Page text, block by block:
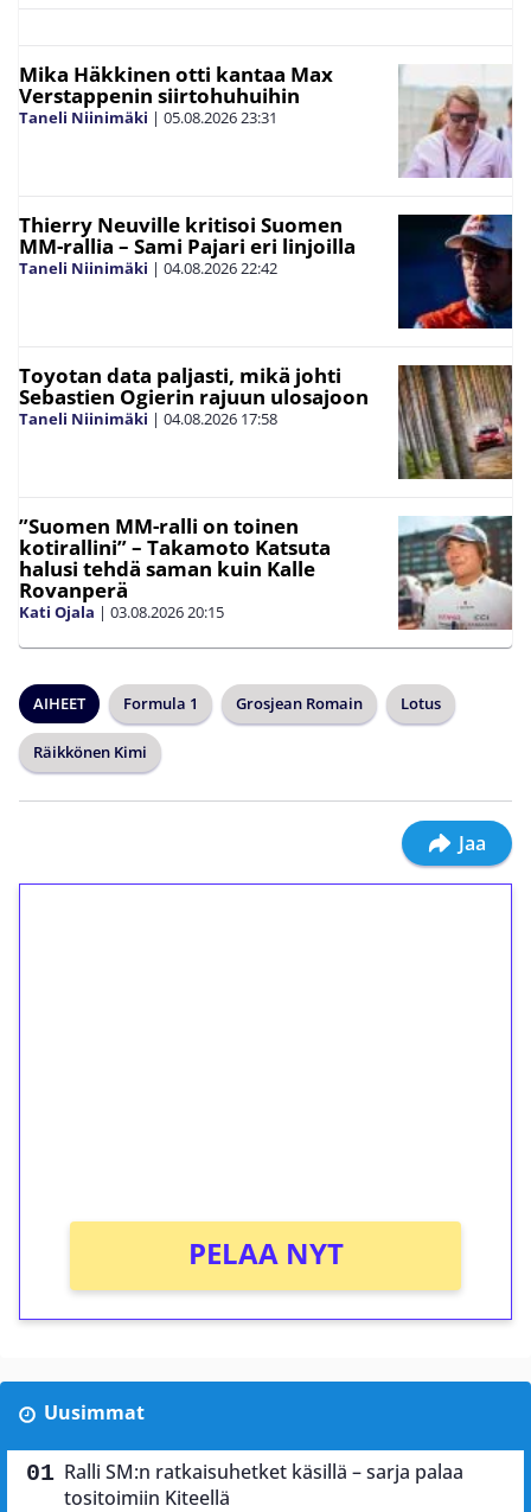
Mika Häkkinen otti kantaa Max
Verstappenin siirtohuhuihin
Taneli Niinimäki | 05.08.202623:31
Thierry Neuville kritisoi Suomen
MM-rallia – Sami Pajari eri linjoilla
Taneli Niinimäki | 04.08.202622:42
Toyotan data paljasti, mikä johti
Sebastien Ogierin rajuun ulosajoon
Taneli Niinimäki | 04.08.2026 17:58
”Suomen MM-ralli on toinen
kotirallini” – Takamoto Katsuta
halusi tehdä saman kuin Kalle
Rovanperä
Kati Ojala | 03.08.202620:15
AIHEET Formula 1 Grosjean Romain Lotus
Räikkönen Kimi
Jaa
PELAA NYT
Uusimmat
Ralli SM:n ratkaisuhetket käsillä – sarja palaa
tositoimiin Kiteellä